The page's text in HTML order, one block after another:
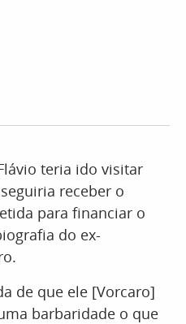
teria ido visitar
receber o
para financiar o
do ex-
de que ele [Vorcaro]
barbaridade o que